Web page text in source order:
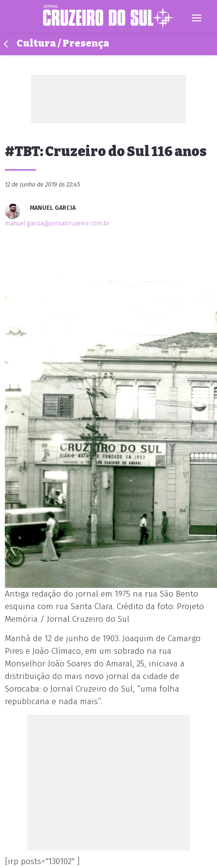
Cultura / Presença
#TBT: Cruzeiro do Sul 116 anos
12 de Junho de 2019 às 22:45
MANUEL GARCIA
manuel.garcia@jornalcruzeiro.com.br
Antiga redação do jornal em 1975 na rua São Bento
esquina com rua Santa Clara. Crédito da foto: Projeto
Memória / Jornal Cruzeiro do Sul
Manhã de 12 de junho de 1903. Joaquim de Camargo
Pires e João Clímaco, em um sobrado na rua
Monselhor João Soares do Amaral, 25, iniciava a
distribuição do mais novo jornal da cidade de
Sorocaba: o Jornal Cruzeiro do Sul, “uma folha
republicana e nada mais’’.
[irp posts="130102" ]